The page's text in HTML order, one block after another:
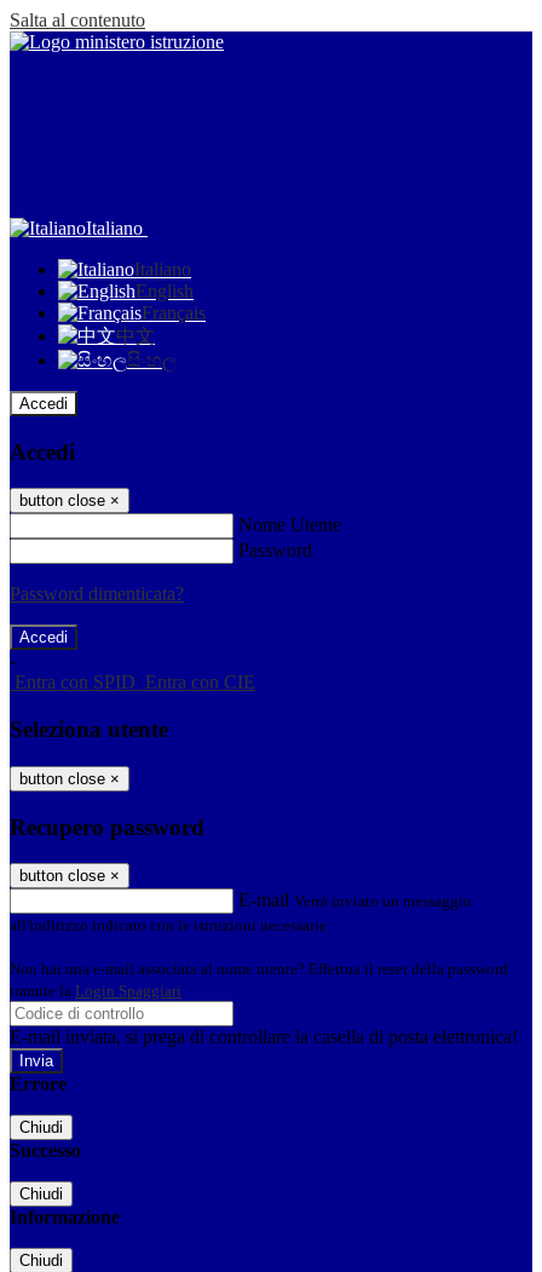
Salta al contenuto
Italiano
Italiano
English
Français
中文
සිංහල
Accedi
Accedi
button close ×
Nome Utente
Password
Password dimenticata?
-
Entra con SPID Entra con CIE
Seleziona utente
button close ×
Recupero password
button close ×
E-mail Verrà inviato un messaggio
all'indirizzo indicato con le istruzioni necessarie.
Non hai una e-mail associata al nome utente? Effettua il reset della password
tramite la Login Spaggiari
E-mail inviata, si prega di controllare la casella di posta elettronica!
Errore
Chiudi
Successo
Chiudi
Informazione
Chiudi